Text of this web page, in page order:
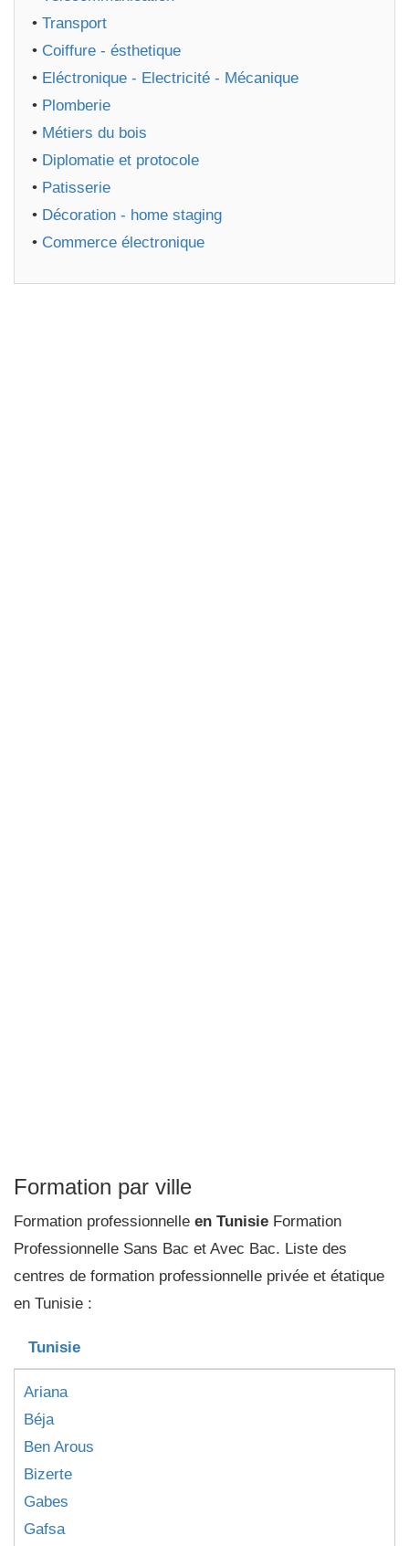
• Transport
• Coiffure - ésthetique
• Eléctronique - Electricité - Mécanique
• Plomberie
• Métiers du bois
• Diplomatie et protocole
• Patisserie
• Décoration - home staging
• Commerce électronique
Formation par ville
Formation professionnelle en Tunisie Formation
Professionnelle Sans Bac et Avec Bac. Liste des
centres de formation professionnelle privée et étatique
en Tunisie :
Tunisie
Ariana
Béja
Ben Arous
Bizerte
Gabes
Gafsa